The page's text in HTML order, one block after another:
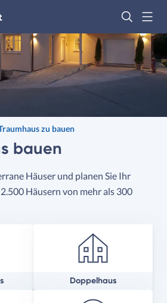
zu bauen
bauen
Häuser und planen Sie Ihr
Häusern von mehr als 300
Doppelhaus